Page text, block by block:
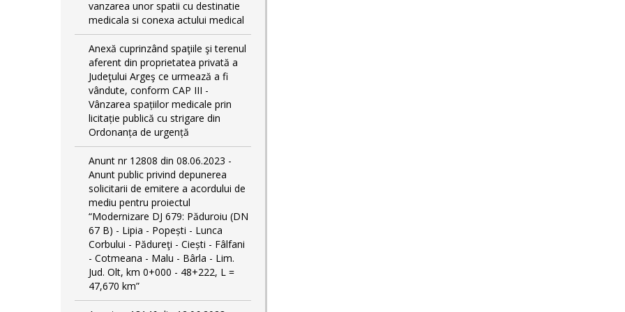
vanzarea unor spatii cu destinatie
medicala si conexa actului medical
Anexă cuprinzând spaţiile şi terenul
aferent din proprietatea privată a
Judeţului Argeş ce urmează a fi
vândute, conform CAP III -
Vânzarea spațiilor medicale prin
licitație publică cu strigare din
Ordonanța de urgență
Anunt nr 12808 din 08.06.2023 -
Anunt public privind depunerea
solicitarii de emitere a acordului de
mediu pentru proiectul
“Modernizare DJ 679: Păduroiu (DN
67 B) - Lipia - Popești - Lunca
Corbului - Pădureţi - Ciești - Fâlfani
- Cotmeana - Malu - Bârla - Lim.
Jud. Olt, km 0+000 - 48+222, L =
47,670 km”